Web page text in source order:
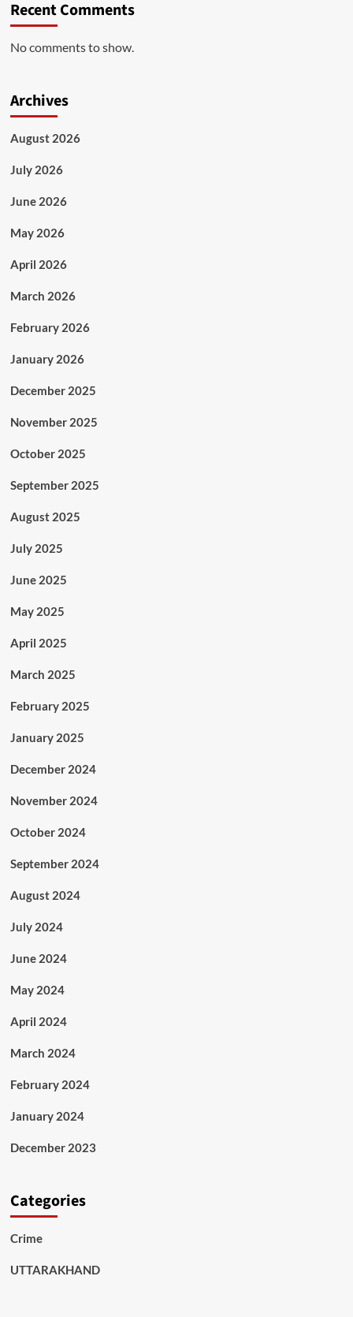
Recent Comments
No comments to show.
Archives
August 2026
July 2026
June 2026
May 2026
April 2026
March 2026
February 2026
January 2026
December 2025
November 2025
October 2025
September 2025
August 2025
July 2025
June 2025
May 2025
April 2025
March 2025
February 2025
January 2025
December 2024
November 2024
October 2024
September 2024
August 2024
July 2024
June 2024
May 2024
April 2024
March 2024
February 2024
January 2024
December 2023
Categories
Crime
UTTARAKHAND